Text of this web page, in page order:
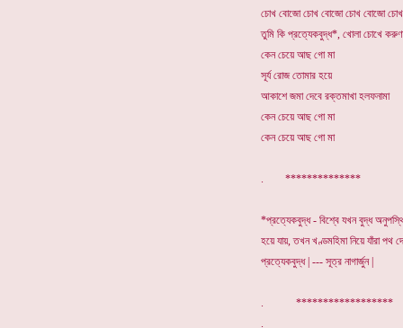
চোখ বোজো চোখ বোজো চোখ বোজো
তুমি কি প্রত্যেকবুদ্ধ*, খোলা চোখে করুণা
কেন চেয়ে আছ গো মা
সূর্য রোজ তোমার হয়ে
আকাশে জমা দেবে রক্তমাখা হলফনামা
কেন চেয়ে আছ গো মা
কেন চেয়ে আছ গো মা
. **************
*প্রত্যেকবুদ্ধ - বিশ্বে যখন বুদ্ধ
হয়ে যায়, তখন খণ্ডমহিমা নিয়ে যাঁরা পথ
প্রত্যেকবুদ্ধ | --- সূত্র নাগার্জুন |
.